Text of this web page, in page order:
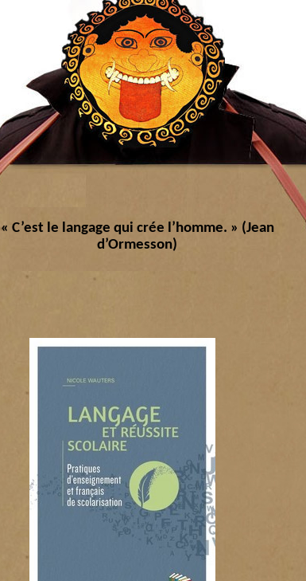
« C’est le langage qui crée l’homme. » (Jean
d’Ormesson)